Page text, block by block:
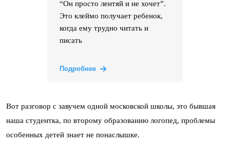
“Он просто лентяй и не хочет”.
Это клеймо получает ребенок,
когда ему трудно читать и
писать
Подробнее
Вот разговор с завучем одной московской школы, это бывшая
наша студентка, по второму образованию логопед, проблемы
особенных детей знает не понаслышке.